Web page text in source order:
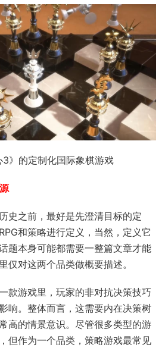
3》的定制化国际象棋游戏
史之前，最好是先澄清目标的定
和策略进行定义，当然，定义它
题本身可能都需要一整篇文章才能
仅对这两个品类做概要描述。
款游戏里，玩家的非对抗决策技巧
响。整体而言，这需要内在决策树
高的情景意识。尽管很多类型的游
但作为一个品类，策略游戏最常见